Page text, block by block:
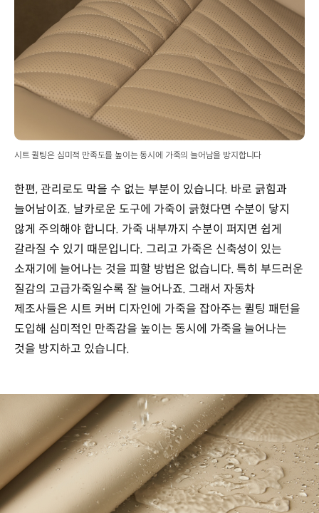
시트 퀼팅은 심미적 만족도를 높이는 동시에 가죽의 늘어남을 방지합니다
한편, 관리로도 막을 수 없는 부분이 있습니다. 바로 긁힘과
늘어남이죠. 날카로운 도구에 가죽이 긁혔다면 수분이 닿지
않게 주의해야 합니다. 가죽 내부까지 수분이 퍼지면 쉽게
갈라질 수 있기 때문입니다. 그리고 가죽은 신축성이 있는
소재기에 늘어나는 것을 피할 방법은 없습니다. 특히 부드러운
질감의 고급가죽일수록 잘 늘어나죠. 그래서 자동차
제조사들은 시트 커버 디자인에 가죽을 잡아주는 퀼팅 패턴을
도입해 심미적인 만족감을 높이는 동시에 가죽을 늘어나는
것을 방지하고 있습니다.